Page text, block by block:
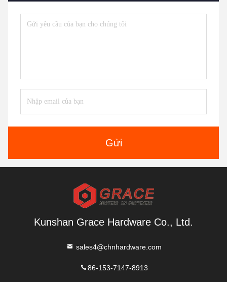
Gửi
Kunshan Grace Hardware Co., Ltd.
sales4@chnhardware.com
86-153-7147-8913